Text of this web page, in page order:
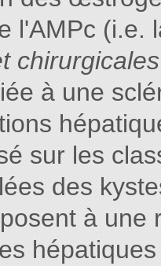
l'AMPc (i.e.
à une
sur les
des
à une